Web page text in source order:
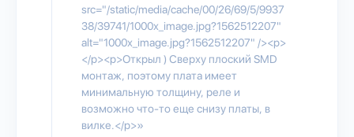
src="/static/media/cache/00/26/69/5/9937
38/39741/1000x_image.jpg?1562512207"
alt="1000x_image.jpg?1562512207" /><p>
</p><p>Открыл ) Сверху плоский SMD
монтаж, поэтому плата имеет
минимальную толщину, реле и
возможно что-то еще снизу платы, в
вилке.</p>»